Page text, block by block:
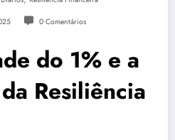
0 Comentários
do 1% e a
Resiliência